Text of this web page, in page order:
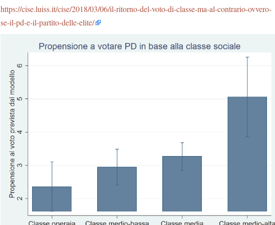
https://cise.luiss.it/cise/2018/03/06/il-ritorno-del-voto-di-classe-ma-al-contrario-ovvero-
se-il-pd-e-il-partito-delle-elite/